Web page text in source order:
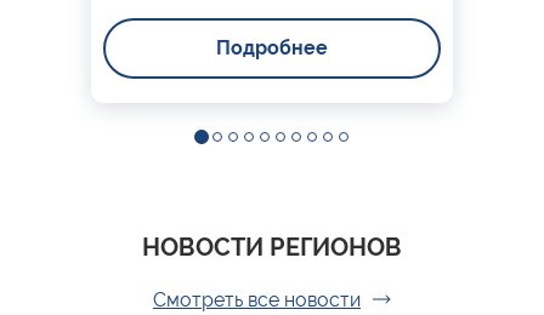
Подробнее
НОВОСТИ РЕГИОНОВ
Смотреть все новости